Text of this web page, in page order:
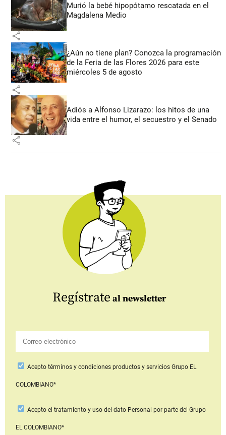
Murió la bebé hipopótamo rescatada en el
Magdalena Medio
share
¿Aún no tiene plan? Conozca la programación
de la Feria de las Flores 2026 para este
miércoles 5 de agosto
share
Adiós a Alfonso Lizarazo: los hitos de una
vida entre el humor, el secuestro y el Senado
share
Regístrate al newsletter
Aceptotérminos y condiciones productos y serviciosGrupo EL
COLOMBIANO*
Acepto el tratamiento y uso del dato Personal por parte del Grupo
EL COLOMBIANO*